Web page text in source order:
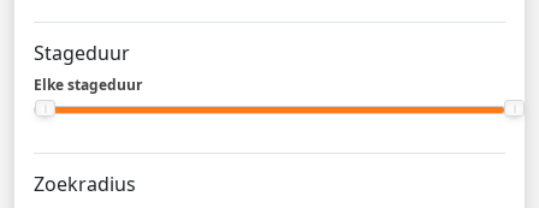
Stageduur
Elke stageduur
Zoekradius